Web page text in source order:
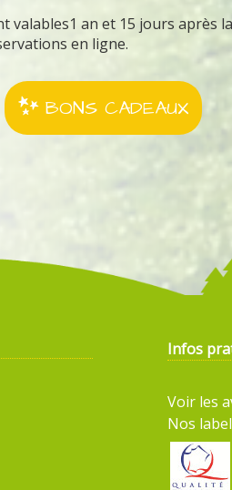
valables1 an et 15 jours après
en ligne.
BONS CADEAUX
Infos
Voir les
Nos